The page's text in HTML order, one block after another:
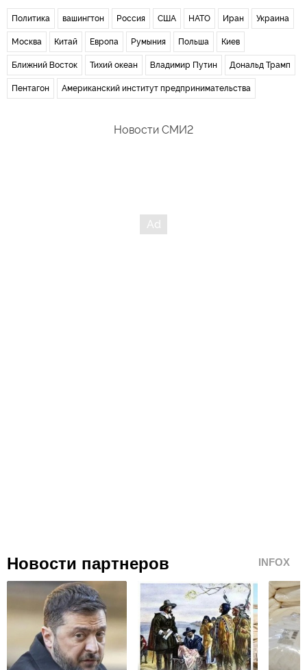
Политика вашингтон Россия США НАТО Иран Украина
Москва Китай Европа Румыния Польша Киев
Ближний Восток Тихий океан Владимир Путин Дональд Трамп
Пентагон Американский институт предпринимательства
Новости СМИ2
Новости партнеров INFOX